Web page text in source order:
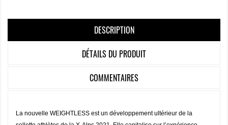
DESCRIPTION
DÉTAILS DU PRODUIT
COMMENTAIRES
La nouvelle WEIGHTLESS est un développement ultérieur de la